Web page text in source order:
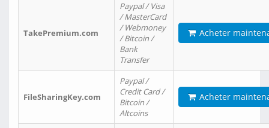
TakePremium.com
Paypal / Visa
/ MasterCard
/ Webmoney
/ Bitcoin /
Bank
Transfer
Acheter
FileSharingKey.com
Paypal /
Credit Card /
Bitcoin /
Altcoins
Acheter